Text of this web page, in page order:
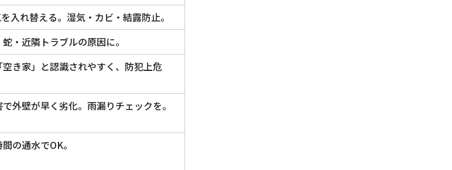
入れ替える。湿気・カビ・結露防止。
・近隣トラブルの原因に。
き家」と認識されやすく、防犯上危
外壁が早く劣化。雨漏りチェックを。
の通水でOK。